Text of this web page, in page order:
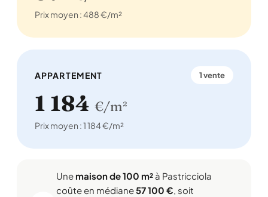
Prix moyen : 488 €/m²
APPARTEMENT 1 vente
1 184 €/m²
Prix moyen : 1 184 €/m²
Une maison de 100 m² à Pastricciola
coûte en médiane57 100 €, soit